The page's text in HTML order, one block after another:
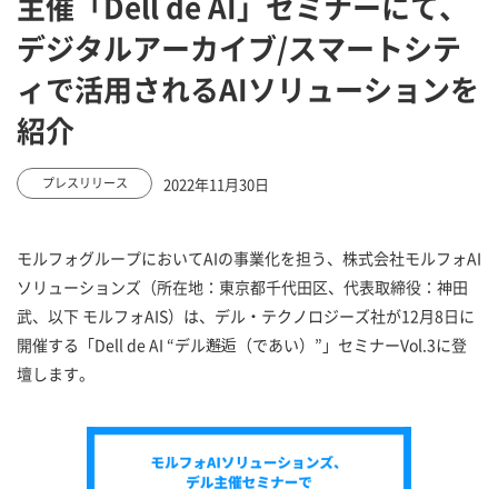
デジタルアーカイブ/スマートシテ
ィで活用されるAIソリューションを
紹介
プレスリリース 2022年11月30日
モルフォグループにおいてAIの事業化を担う、株式会社モルフォAI
ソリューションズ（所在地：東京都千代田区、代表取締役：神田
武、以下 モルフォAIS）は、デル・テクノロジーズ社が12月8日に
開催する「Dell de AI “デル邂逅（であい）”」セミナーVol.3に登
壇します。